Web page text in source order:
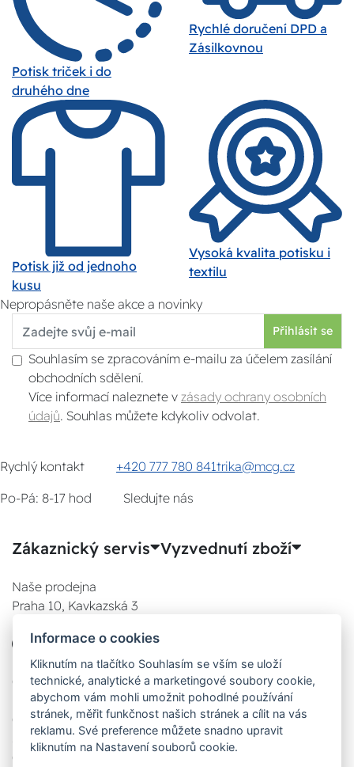
Potisk triček i do
druhého dne
Rychlé doručení DPD a
Zásilkovnou
Potisk již od jednoho
kusu
Vysoká kvalita potisku i
textilu
Nepropásněte naše akce a novinky
Přihlásit se
Souhlasím se zpracováním e-mailu za účelem zasílání
obchodních sdělení.
Více informací naleznete v zásady ochrany osobních
údajů . Souhlas můžete kdykoliv odvolat.
Rychlý kontakt +420 777 780 841trika@mcg.cz
Po-Pá: 8-17 hod
Sledujte nás
Zákaznický servis Vyzvednutí zboží
Naše prodejna
Praha 10, Kavkazská 3
777 780 841
08:00 - 17:00
08:00 - 17:00
08:00 - 17:00
Informace o cookies
Kliknutím na tlačítko Souhlasím se vším se uloží
technické, analytické a marketingové soubory cookie,
abychom vám mohli umožnit pohodlné používání
stránek, měřit funkčnost našich stránek a cílit na vás
reklamu. Své preference můžete snadno upravit
kliknutím na Nastavení souborů cookie.